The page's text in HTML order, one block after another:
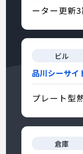
ーター更新
ビル
品川シーサイ
プレート型
倉庫